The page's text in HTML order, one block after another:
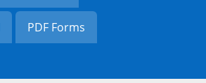
PDF Forms